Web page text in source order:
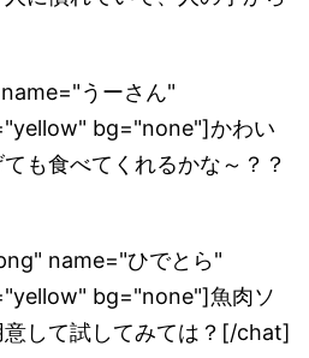
うーさん"
bg="none"]かわい
も食べてくれるかな～？？
name="ひでとら"
bg="none"]魚肉ソ
して試してみては？[/chat]